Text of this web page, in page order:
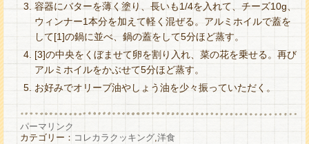
容器にバターを薄く塗り、長いも1/4を入れて、チーズ10g、
ウィンナー1本分を加えて軽く混ぜる。アルミホイルで蓋を
して[1]の鍋に並べ、鍋の蓋をして5分ほど蒸す。
[3]の中央をくぼませて卵を割り入れ、菜の花を乗せる。再び
アルミホイルをかぶせて5分ほど蒸す。
お好みでオリーブ油やしょう油を少々振っていただく。
パーマリンク
カテゴリー： コレカラクッキング,洋食